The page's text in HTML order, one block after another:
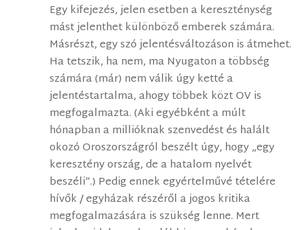
Egy kifejezés, jelen esetben a kereszténység
mást jelenthet különböző emberek számára.
Másrészt, egy szó jelentésváltozáson is átmehet.
Ha tetszik, ha nem, ma Nyugaton a többség
számára (már) nem válik úgy ketté a
jelentéstartalma, ahogy többek közt OV is
megfogalmazta. (Aki egyébként a múlt
hónapban a millióknak szenvedést és halált
okozó Oroszországról beszélt úgy, hogy „egy
keresztény ország, de a hatalom nyelvét
beszéli”.) Pedig ennek egyértelművé tételére
hívők / egyházak részéről a jogos kritika
megfogalmazására is szükség lenne. Mert